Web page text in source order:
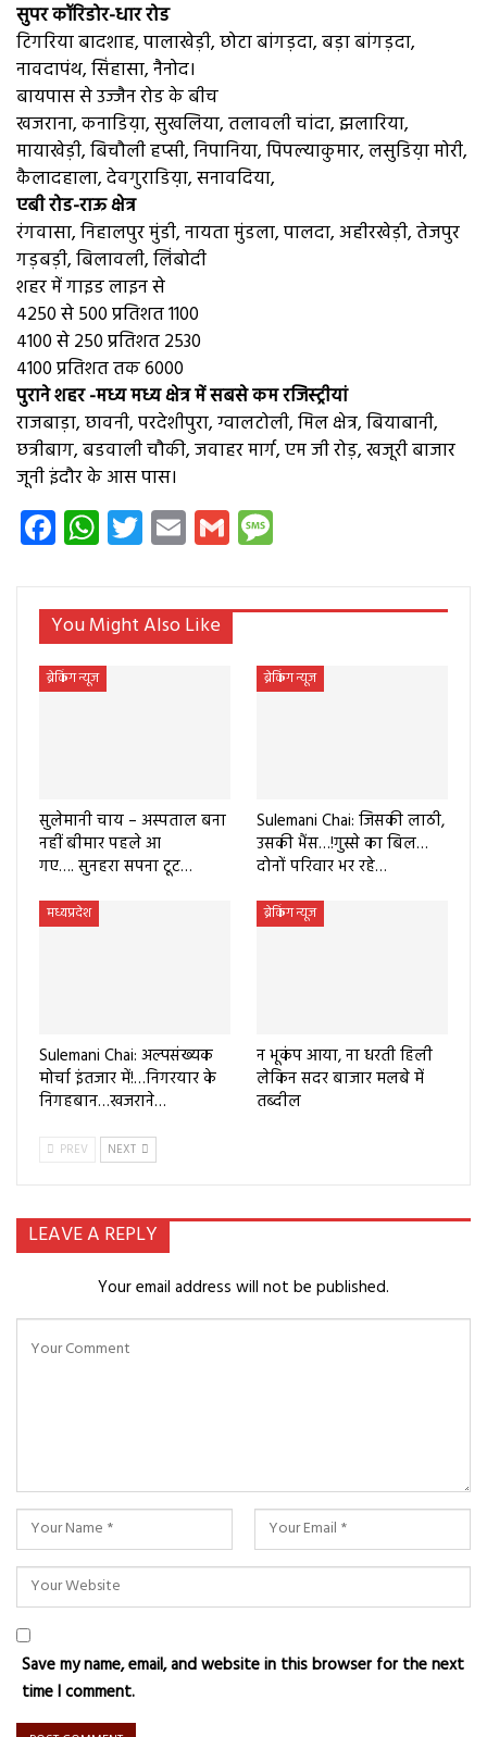
सुपर कॉरिडोर-धार रोड
टिगरिया बादशाह, पालाखेड़ी, छोटा बांगड़दा, बड़ा बांगड़दा,
नावदापंथ, सिंहासा, नैनोद।
बायपास से उज्जैन रोड के बीच
खजराना, कनाडिय़ा, सुखलिया, तलावली चांदा, झलारिया,
मायाखेड़ी, बिचौली हप्सी, निपानिया, पिपल्याकुमार, लसुडिय़ा मोरी,
कैलादहाला, देवगुराडिय़ा, सनावदिया,
एबी रोड-राऊ क्षेत्र
रंगवासा, निहालपुर मुंडी, नायता मुंडला, पालदा, अहीरखेड़ी, तेजपुर
गड़बड़ी, बिलावली, लिंबोदी
शहर में गाइड लाइन से
४250 से 500 प्रतिशत 1100
४100 से 250 प्रतिशत 2530
४100 प्रतिशत तक 6000
पुराने शहर -मध्य मध्य क्षेत्र में सबसे कम रजिस्ट्रीयां
राजबाड़ा, छावनी, परदेशीपुरा, ग्वालटोली, मिल क्षेत्र, बियाबानी,
छत्रीबाग, बडवाली चौकी, जवाहर मार्ग, एम जी रोड़, खजूरी बाजार
जूनी इंदौर के आस पास।
Facebook
WhatsApp
Twitter
EmailGmail
You Might Also Like
ब्रेकिंग न्यूज
सुलेमानी चाय – अस्पताल बना
नहीं बीमार पहले आ
गए…. सुनहरा सपना टूट…
ब्रेकिंग न्यूज
Sulemani Chai: जिसकी लाठी,
उसकी भैंस…!गुस्से का बिल…
दोनों परिवार भर रहे…
मध्यप्रदेश
Sulemani Chai: अल्पसंख्यक
मोर्चा इंतजार में!…निगरयार के
निगहबान…खजराने…
ब्रेकिंग न्यूज
न भूकंप आया, ना धरती हिली
लेकिन सदर बाजार मलबे में
तब्दील
PREV NEXT
LEAVE A REPLY
Your email address will not be published.
Save my name, email, and website in this browser for the next
time I comment.